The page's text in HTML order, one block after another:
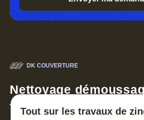
DK COUVERTURE
Nettoyage
toiture 30
Tout sur les travaux de